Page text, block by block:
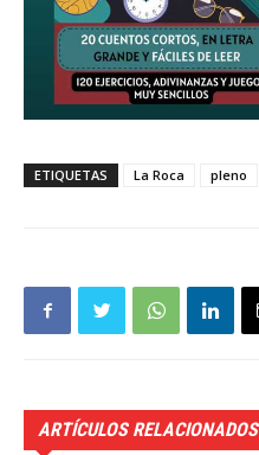
ETIQUETAS La Roca pleno
ARTÍCULOS RELACIONADOS